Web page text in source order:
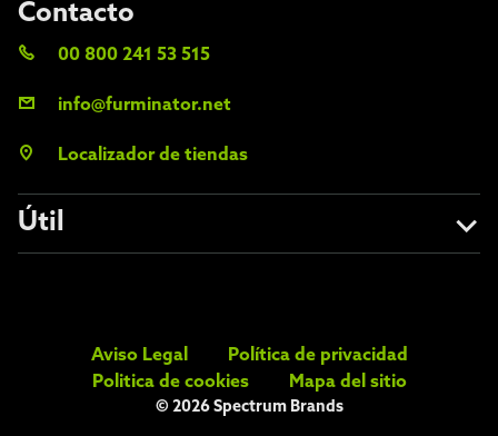
Útil
Contacto
00 800 241 53 515
info@furminator.net
Localizador de tiendas
Aviso Legal
Política de privacidad
Politica de cookies
Mapa del sitio
© 2026 Spectrum Brands